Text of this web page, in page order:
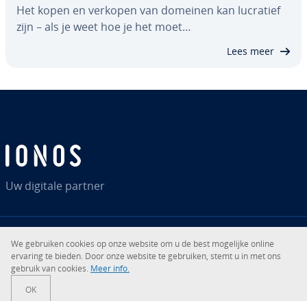
Het kopen en verkopen van domeinen kan lucratief
zijn – als je weet hoe je het moet…
Lees meer
Uw digitale partner
© 2026IONOS SE
RSS LinkedIntiktok InstagramFacebookYouTube
We gebruiken cookies op onze website om u de best mogelijke online
ervaring te bieden. Door onze website te gebruiken, stemt u in met ons
gebruik van cookies. Meer info.
OK